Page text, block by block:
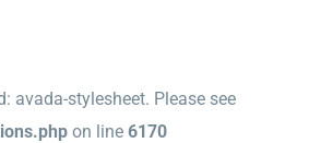
avada-stylesheet. Please see
on line 6170